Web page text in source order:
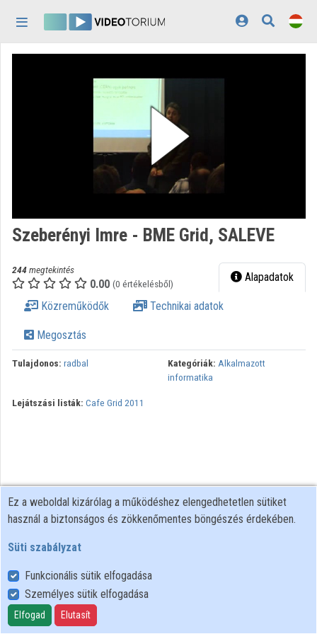
Közreműködők
Megjelenés:
Szeberényi Imre - BME Grid, SALEVE
244megtekintés
0.00 (0 értékelésből) Alapadatok
Közreműködők Technikai adatok
Megosztás
Tulajdonos: radbal Kategóriák: Alkalmazott
informatika
Lejátszási listák: Cafe Grid 2011
Felhasználói szabályzat
Adatkezelési tájékoztató
Süti szabályzat
Ez a weboldal kizárólag a működéshez elengedhetetlen sütiket
használ a biztonságos és zökkenőmentes böngészés érdekében.
Süti szabályzat
Funkcionális sütik elfogadása
Személyes sütik elfogadása
Elfogad Elutasít